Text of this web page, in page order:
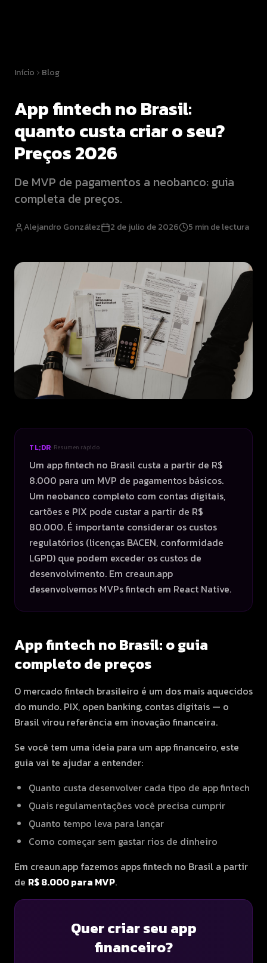
Início Blog
App fintech no Brasil:
quanto custa criar o seu?
Preços 2026
De MVP de pagamentos a neobanco: guia
completa de preços.
Alejandro González 2 de julio de 2026 5 min de lectura
TL;DR· Resumen rápido
Um app fintech no Brasil custa a partir de R$
8.000 para um MVP de pagamentos básicos.
Um neobanco completo com contas digitais,
cartões e PIX pode custar a partir de R$
80.000. É importante considerar os custos
regulatórios (licenças BACEN, conformidade
LGPD) que podem exceder os custos de
desenvolvimento. Em creaun.app
desenvolvemos MVPs fintech em React Native.
App fintech no Brasil: o guia
completo de preços
O mercado fintech brasileiro é um dos mais aquecidos
do mundo. PIX, open banking, contas digitais — o
Brasil virou referência em inovação financeira.
Se você tem uma ideia para um app financeiro, este
guia vai te ajudar a entender:
Quanto custa desenvolver cada tipo de app fintech
Quais regulamentações você precisa cumprir
Quanto tempo leva para lançar
Como começar sem gastar rios de dinheiro
Em creaun.app fazemos apps fintech no Brasil a partir
de R$ 8.000 para MVP.
Quer criar seu app
financeiro?